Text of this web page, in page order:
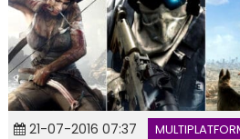
21-07-2016 07:37